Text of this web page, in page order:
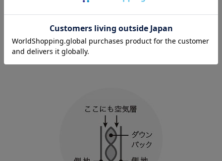
を併せ持つ優れた素材です。
本物のウールに
比べてとても軽量で柔らか、洗濯機で洗える
大変扱いやすく強度にも優れています。
異なる配色の糸を使用し、お洒落な杢調の風
合いに。